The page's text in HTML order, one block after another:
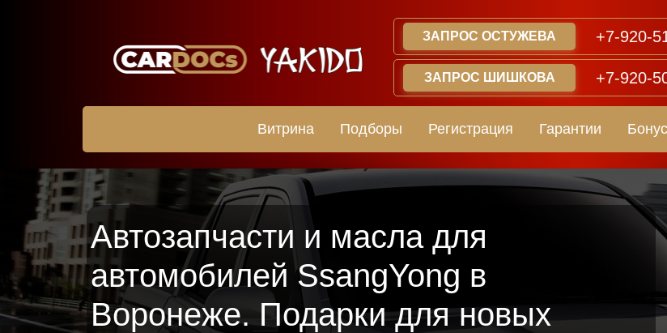
ЗАПРОС ОСТУЖЕВА +7-920-
ЗАПРОС ШИШКОВА +7-920-
Витрина Подборы Регистрация Гарантии
Автозапчасти и масла для
автомобилей SsangYong в
Воронеже. Подарки для новых